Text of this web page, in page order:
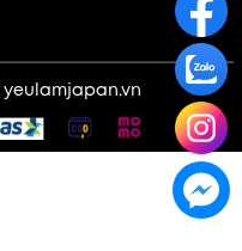
yeulamjapan.vn